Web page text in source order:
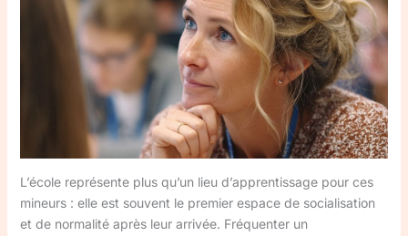
L’école représente plus qu’un lieu d’apprentissage pour ces
mineurs : elle est souvent le premier espace de socialisation
et de normalité après leur arrivée. Fréquenter un